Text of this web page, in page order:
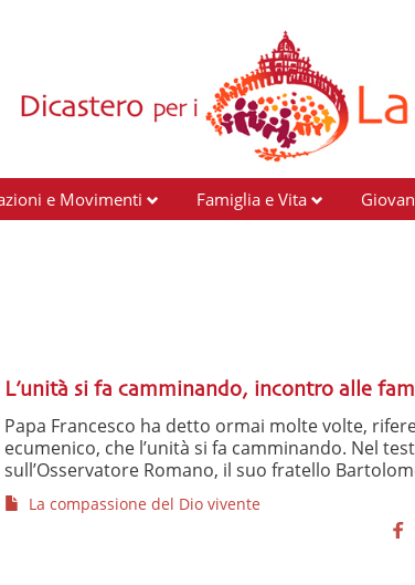
e Movimenti Famiglia e Vita
L’unità si fa camminando, incontro alle
Papa Francesco ha detto ormai molte volte,
ecumenico, che l’unità si fa camminando. Nel
sull’Osservatore Romano, il suo fratello
La compassione del Dio vivente